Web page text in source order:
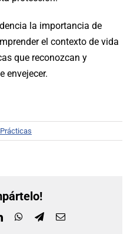
la importancia de
el contexto de vida
que reconozcan y
envejecer.
LinkedInWhatsApp
TelegramCorreo